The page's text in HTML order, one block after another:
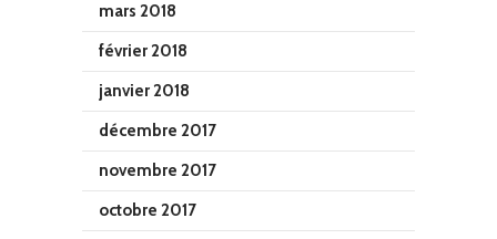
mars 2018
février 2018
janvier 2018
décembre 2017
novembre 2017
octobre 2017